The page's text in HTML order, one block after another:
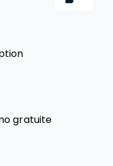
gratuite